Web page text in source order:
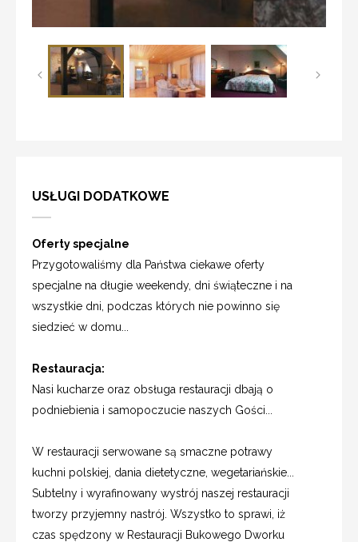
USŁUGI DODATKOWE
Oferty specjalne
Przygotowaliśmy dla Państwa ciekawe oferty
specjalne na długie weekendy, dni świąteczne i na
wszystkie dni, podczas których nie powinno się
siedzieć w domu...
Restauracja:
Nasi kucharze oraz obsługa restauracji dbają o
podniebienia i samopoczucie naszych Gości...
W restauracji serwowane są smaczne potrawy
kuchni polskiej, dania dietetyczne, wegetariańskie...
Subtelny i wyrafinowany wystrój naszej restauracji
tworzy przyjemny nastrój. Wszystko to sprawi, iż
czas spędzony w Restauracji Bukowego Dworku